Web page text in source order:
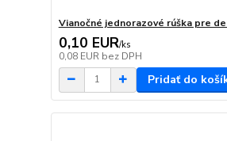
Vianočné jednorazové rúška pre
0,10 EUR/ks
0,08 EUR bez DPH
Pridať do